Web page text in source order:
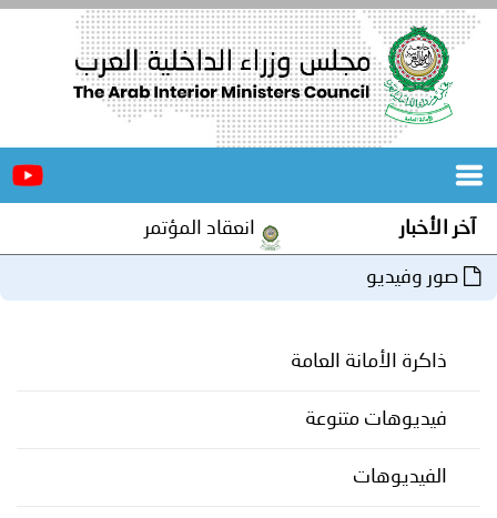
الرئيسية
المجلس
مؤتمرات
و
جهود
آخر الأخبار انعقاد المؤتمر العربي الثاني
صور وفيديو
ذاكرة الأمانة العامة
فيديوهات متنوعة
الفيديوهات